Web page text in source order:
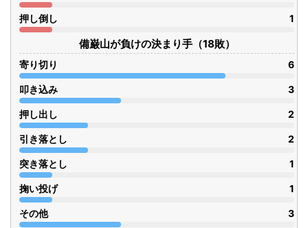
押し倒し 1
備巌山が負けの決まり手（18敗）
寄り切り 6
叩き込み 3
押し出し 2
引き落とし 2
突き落とし 1
掬い投げ 1
その他 3